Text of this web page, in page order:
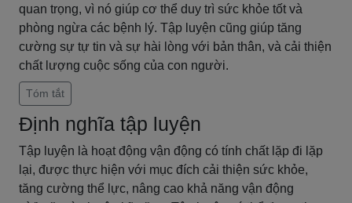
quan trọng, vì nó giúp cơ thể duy trì sức khỏe tốt và
phòng ngừa các bệnh lý. Tập luyện cũng giúp tăng
cường sự tự tin và sự hài lòng với bản thân, và cải thiện
chất lượng cuộc sống của con người.
Tóm tắt
Định nghĩa tập luyện
Tập luyện là hoạt động vận động có tính chất lặp đi lặp
lại, được thực hiện với mục đích cải thiện sức khỏe,
tăng cường thể lực, nâng cao khả năng vận động